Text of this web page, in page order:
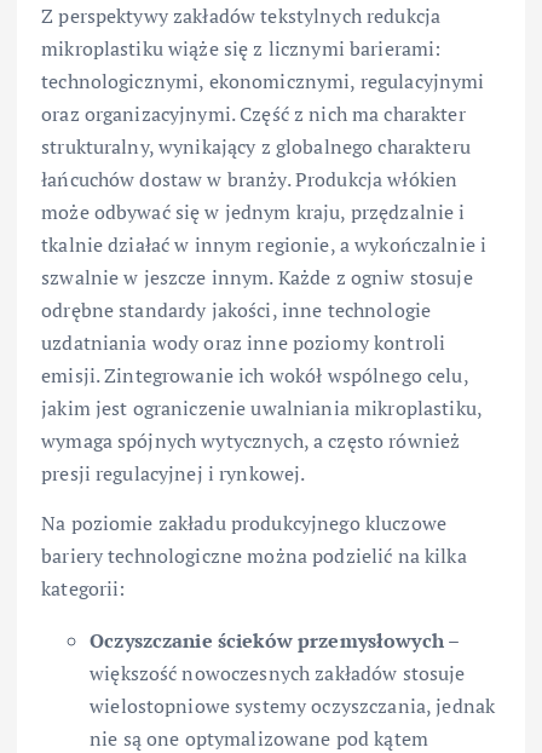
Z perspektywy zakładów tekstylnych redukcja
mikroplastiku wiąże się z licznymi barierami:
technologicznymi, ekonomicznymi, regulacyjnymi
oraz organizacyjnymi. Część z nich ma charakter
strukturalny, wynikający z globalnego charakteru
łańcuchów dostaw w branży. Produkcja włókien
może odbywać się w jednym kraju, przędzalnie i
tkalnie działać w innym regionie, a wykończalnie i
szwalnie w jeszcze innym. Każde z ogniw stosuje
odrębne standardy jakości, inne technologie
uzdatniania wody oraz inne poziomy kontroli
emisji. Zintegrowanie ich wokół wspólnego celu,
jakim jest ograniczenie uwalniania mikroplastiku,
wymaga spójnych wytycznych, a często również
presji regulacyjnej i rynkowej.
Na poziomie zakładu produkcyjnego kluczowe
bariery technologiczne można podzielić na kilka
kategorii:
Oczyszczanie ścieków przemysłowych–
większość nowoczesnych zakładów stosuje
wielostopniowe systemy oczyszczania, jednak
nie są one optymalizowane pod kątem